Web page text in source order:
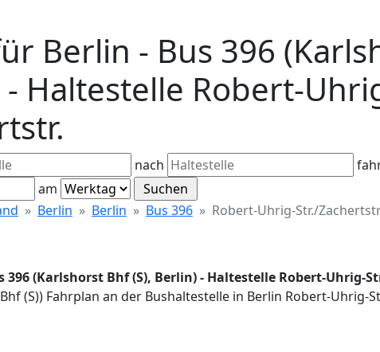
Berlin - Bus 396
- Haltestelle Robert-
nach
am
Berlin Berlin Bus 396 Robert-Uhrig-Str./
(Karlshorst Bhf (S), Berlin) - Haltestelle Robert-Uhrig-
(S)) Fahrplan an der Bushaltestelle in Berlin Robert-Uhrig-